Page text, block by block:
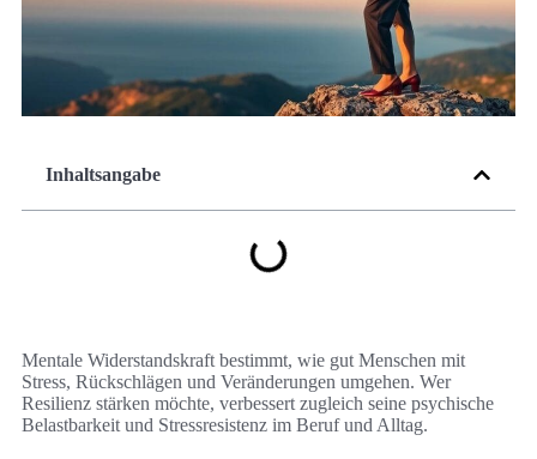
Inhaltsangabe
Mentale Widerstandskraft bestimmt, wie gut Menschen mit
Stress, Rückschlägen und Veränderungen umgehen. Wer
Resilienz stärken möchte, verbessert zugleich seine psychische
Belastbarkeit und Stressresistenz im Beruf und Alltag.